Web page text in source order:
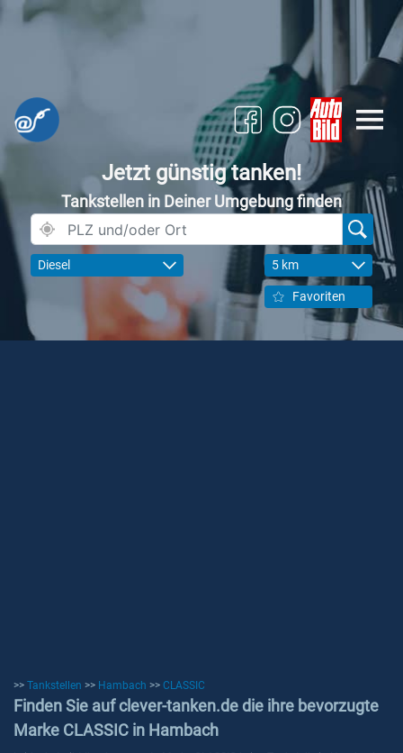
Jetzt günstig tanken!
Tankstellen in Deiner Umgebung finden
Diesel 5 km
Favoriten
>> Tankstellen >> Hambach >> CLASSIC
Finden Sie auf clever-tanken.de die ihre bevorzugte
Marke CLASSIC in Hambach